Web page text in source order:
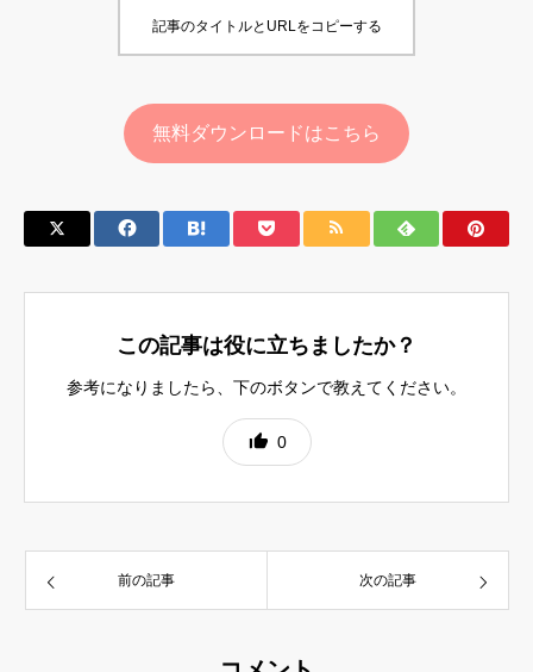
記事のタイトルとURLをコピーする
無料ダウンロードはこちら
この記事は役に立ちましたか？
参考になりましたら、下のボタンで教えてください。
0
前の記事 次の記事